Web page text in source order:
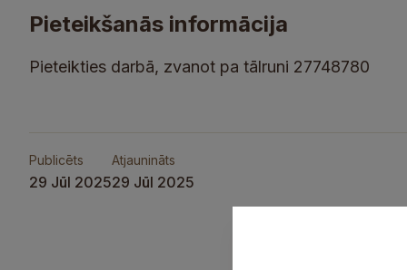
Pieteikšanās informācija
Pieteikties darbā, zvanot pa tālruni 27748780
Publicēts
29 Jūl 2025
Atjaunināts
29 Jūl 2025